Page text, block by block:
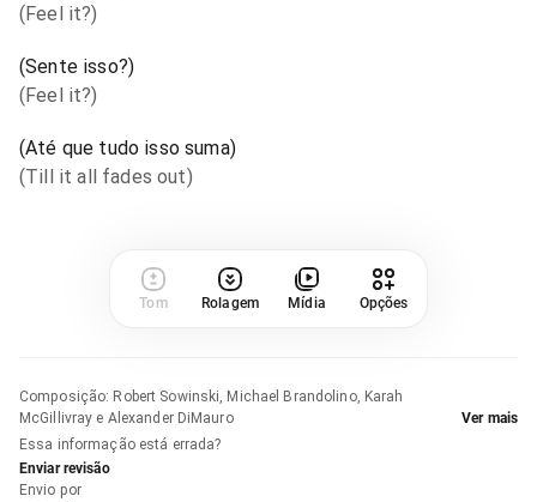
(Feel it?)
(Sente isso?)
(Feel it?)
(Até que tudo isso suma)
(Till it all fades out)
Tom Rolagem Mídia Opções
Composição: Robert Sowinski, Michael Brandolino, Karah
McGillivray e Alexander DiMauro
Ver mais
Essa informação está errada?
Enviar revisão
Envio por